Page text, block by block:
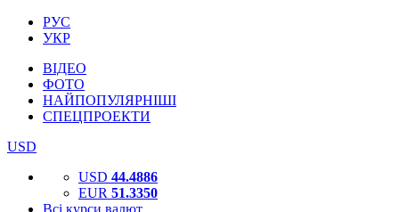
РУС
УКР
ВІДЕО
ФОТО
НАЙПОПУЛЯРНІШІ
СПЕЦПРОЕКТИ
USD
USD 44.4886
EUR 51.3350
Всі курси валют